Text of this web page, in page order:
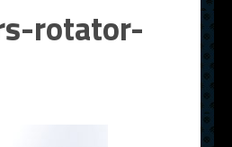
rotator-